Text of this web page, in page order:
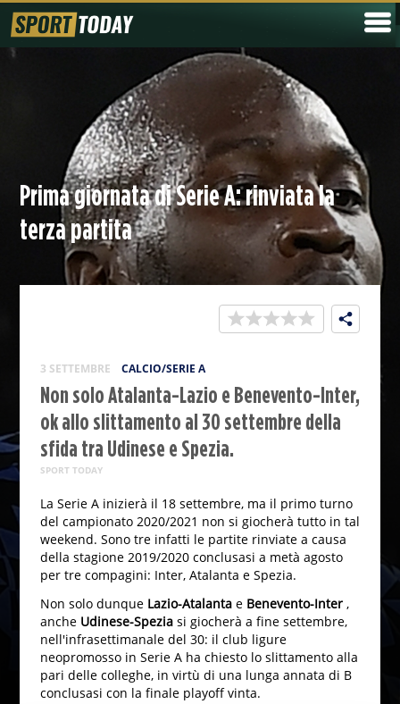
Prima giornata di Serie A: rinviata la
terza partita
3 SETTEMBRE CALCIO/SERIE A
Non solo Atalanta-Lazio e Benevento-Inter,
ok allo slittamento al 30 settembre della
sfida tra Udinese e Spezia.
SPORT TODAY
La Serie A inizierà il 18 settembre, ma il primo turno
del campionato 2020/2021 non si giocherà tutto in tal
weekend. Sono tre infatti le partite rinviate a causa
della stagione 2019/2020 conclusasi a metà agosto
per tre compagini: Inter, Atalanta e Spezia.
Non solo dunque Lazio-Atalanta e Benevento-Inter ,
anche Udinese-Spezia si giocherà a fine settembre,
nell'infrasettimanale del 30: il club ligure
neopromosso in Serie A ha chiesto lo slittamento alla
pari delle colleghe, in virtù di una lunga annata di B
conclusasi con la finale playoff vinta.